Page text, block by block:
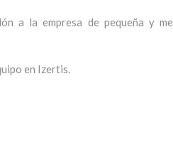
a la empresa de pequeña y
en Izertis.